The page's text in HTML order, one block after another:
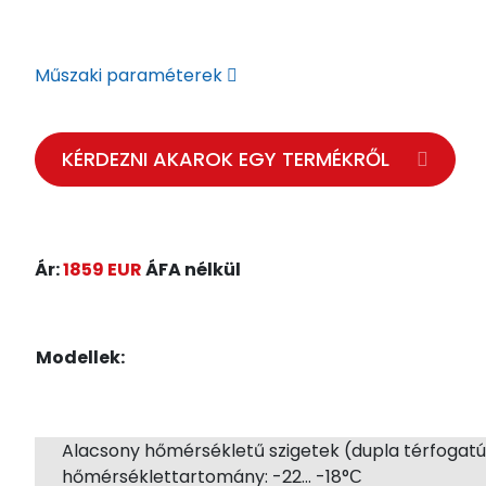
Műszaki paraméterek
KÉRDEZNI AKAROK EGY TERMÉKRŐL
Ár:1859 EURÁFA nélkül
Modellek:
Alacsony hőmérsékletű szigetek (dupla
hőmérséklettartomány: -22... -18°С